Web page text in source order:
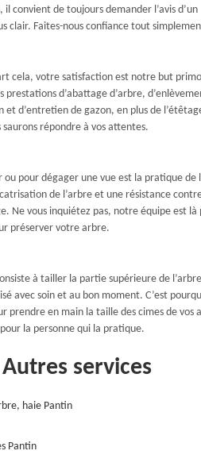
convient de toujours demander l’avis d’un
clair. Faites-nous confiance tout
cela, votre satisfaction est notre but
prestations d’abattage d’arbre,
d’entretien de gazon, en plus de
répondre à vos attentes.
pour dégager une vue est la pratique de
de l’arbre et une résistance
Ne vous inquiétez pas, notre équipe est là
préserver votre arbre.
à tailler la partie supérieure de
avec soin et au bon moment. C’est
prendre en main la taille des cimes de vos
la personne qui la pratique.
Autres services
haie Pantin
Pantin